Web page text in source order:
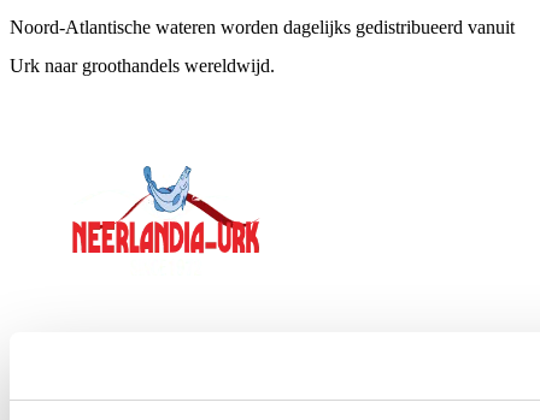
Noord-Atlantische wateren worden dagelijks gedistribueerd vanuit
Urk naar groothandels wereldwijd.